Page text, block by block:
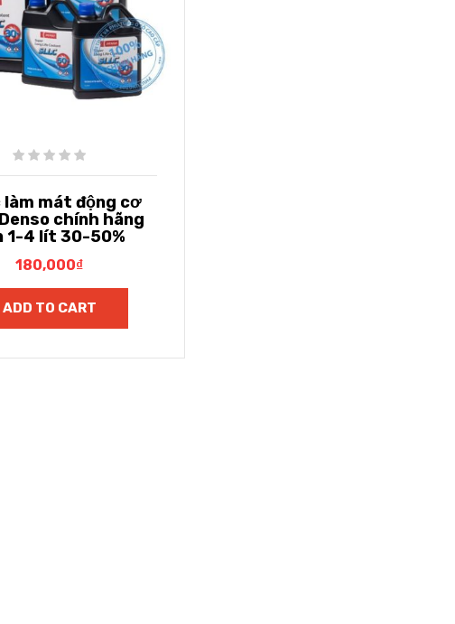
làm mát động cơ
chính hãng
1-4 lít 30-50%
180,000₫
ADD TO CART